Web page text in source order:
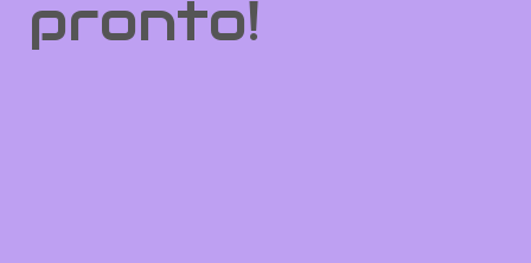
pronto!